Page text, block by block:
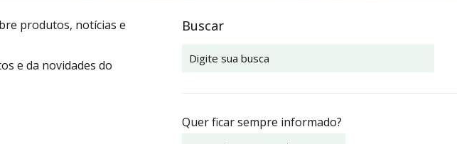
produtos, notícias e
e da novidades do
Buscar
Quer ficar sempre informado?